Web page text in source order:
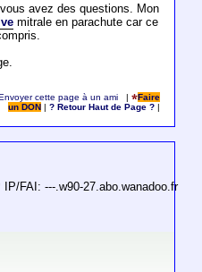
avez des questions. Mon
mitrale en parachute car ce
Envoyer cette page à un ami |
Faire
un DON
|? Retour Haut de Page ?
IP/FAI: ---.w90-27.abo.wanadoo.fr